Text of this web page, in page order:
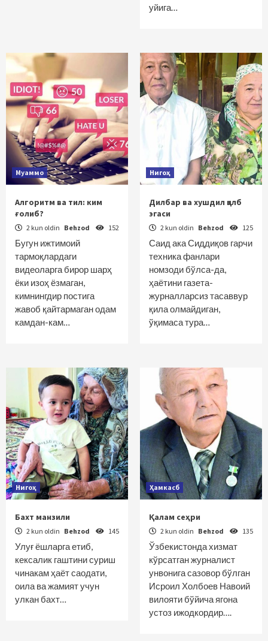
уйига…
Муаммо
Алгоритм ва тил: ким
ғолиб?
2 kun oldin Behzod 152
Бугун ижтимоий
тармоқлардаги
видеоларга бирор шарҳ
ёки изоҳ ёзмаган,
кимнингдир постига
жавоб қайтармаган одам
камдан-кам…
Нигоҳ
Дилбар ва хушдил қалб
эгаси
2 kun oldin Behzod 125
Саид ака Сиддиқов гарчи
техника фанлари
номзоди бўлса-да,
ҳаётини газета-
журналларсиз тасаввур
қила олмайдиган,
ўқимаса тура…
Нигоҳ
Бахт манзили
2 kun oldin Behzod 145
Улуғ ёшларга етиб,
кексалик гаштини суриш
чинакам ҳаёт саодати,
оила ва жамият учун
улкан бахт…
Ҳамкасб
Қалам сеҳри
2 kun oldin Behzod 135
Ўзбекистонда хизмат
кўрсатган журналист
унвонига сазовор бўлган
Исроил Холбоев Навоий
вилояти бўйича ягона
устоз ижодкордир….